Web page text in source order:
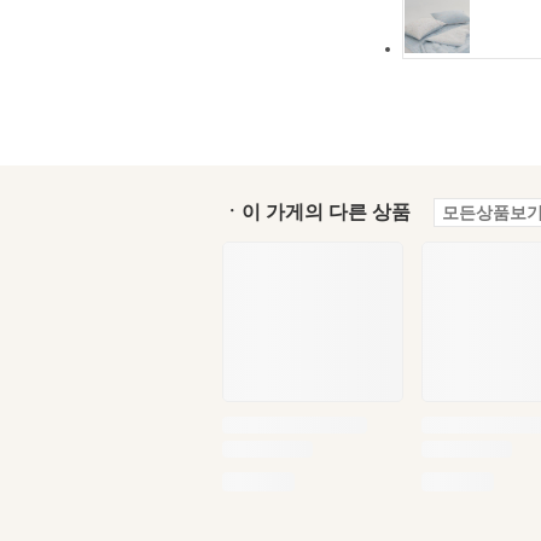
ㆍ이 가게의 다른 상품 모든상품보